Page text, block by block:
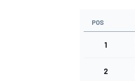
POS
1
2